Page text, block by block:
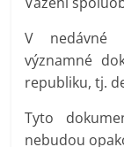
V nedávné
významné
republiku, tj.
Tyto
nebudou